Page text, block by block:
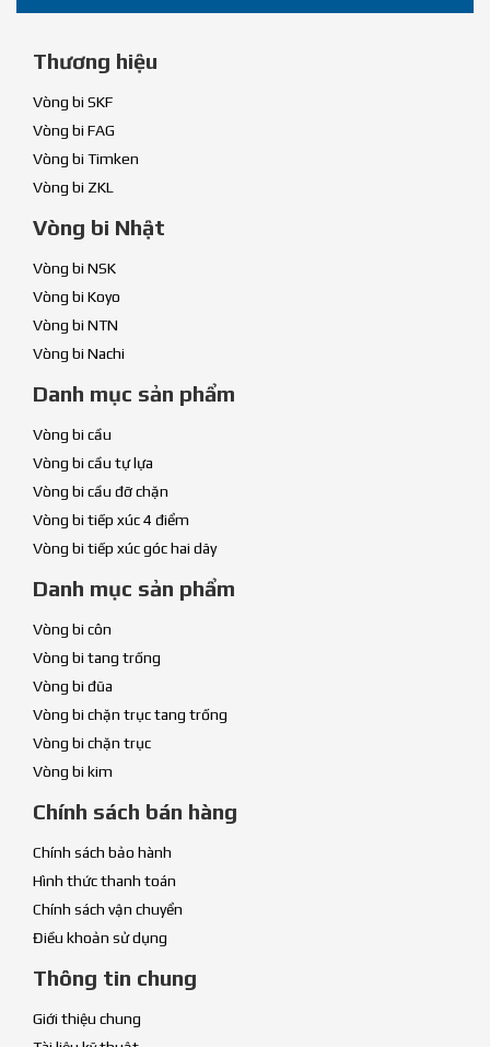
Thương hiệu
Vòng bi SKF
Vòng bi FAG
Vòng bi Timken
Vòng bi ZKL
Vòng bi Nhật
Vòng bi NSK
Vòng bi Koyo
Vòng bi NTN
Vòng bi Nachi
Danh mục sản phẩm
Vòng bi cầu
Vòng bi cầu tự lựa
Vòng bi cầu đỡ chặn
Vòng bi tiếp xúc 4 điểm
Vòng bi tiếp xúc góc hai dãy
Danh mục sản phẩm
Vòng bi côn
Vòng bi tang trống
Vòng bi đũa
Vòng bi chặn trục tang trống
Vòng bi chặn trục
Vòng bi kim
Chính sách bán hàng
Chính sách bảo hành
Hình thức thanh toán
Chính sách vận chuyển
Điều khoản sử dụng
Thông tin chung
Giới thiệu chung